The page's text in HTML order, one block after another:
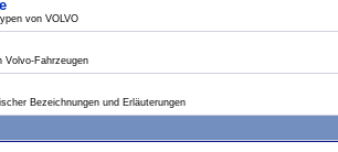
von VOLVO
Volvo-Fahrzeugen
Bezeichnungen und Erläuterungen